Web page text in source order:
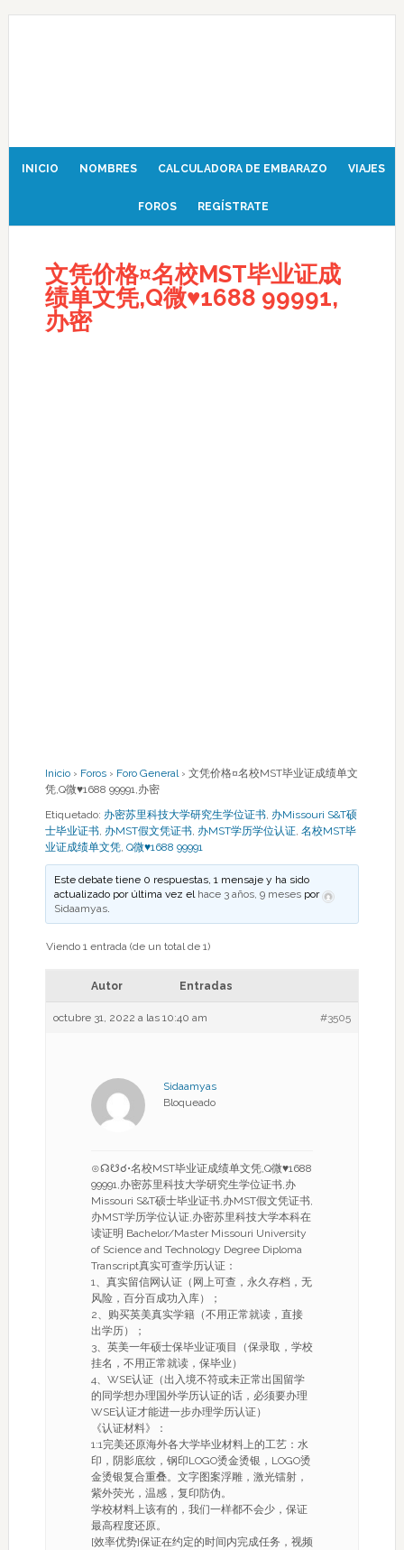
INICIO NOMBRES CALCULADORA DE EMBARAZO VIAJES
FOROS REGÍSTRATE
文凭价格¤名校MST毕业证成
绩单文凭,Q微♥1688 99991,
办密
Inicio › Foros › Foro General › 文凭价格¤名校MST毕业证成绩单文
凭,Q微♥1688 99991,办密
Etiquetado: 办密苏里科技大学研究生学位证书, 办Missouri S&T硕
士毕业证书, 办MST假文凭证书, 办MST学历学位认证, 名校MST毕
业证成绩单文凭, Q微♥1688 99991
Este debate tiene 0 respuestas, 1 mensaje y ha sido
actualizado por última vez el hace 3 años, 9 meses por
Sidaamyas.
Viendo 1 entrada (de un total de 1)
Autor Entradas
octubre 31, 2022 a las 10:40 am #3505
Sidaamyas
Bloqueado
⊙☊☋☌•名校MST毕业证成绩单文凭,Q微♥1688
99991,办密苏里科技大学研究生学位证书,办
Missouri S&T硕士毕业证书,办MST假文凭证书,
办MST学历学位认证,办密苏里科技大学本科在
读证明 Bachelor/Master Missouri University
of Science and Technology Degree Diploma
Transcript真实可查学历认证：
1、真实留信网认证（网上可查，永久存档，无
风险，百分百成功入库）；
2、购买英美真实学籍（不用正常就读，直接
出学历）；
3、英美一年硕士保毕业证项目（保录取，学校
挂名，不用正常就读，保毕业）
4、WSE认证（出入境不符或未正常出国留学
的同学想办理国外学历认证的话，必须要办理
WSE认证才能进一步办理学历认证）
《认证材料》：
1:1完美还原海外各大学毕业材料上的工艺：水
印，阴影底纹，钢印LOGO烫金烫银，LOGO烫
金烫银复合重叠。文字图案浮雕，激光镭射，
紫外荧光，温感，复印防伪。
学校材料上该有的，我们一样都不会少，保证
最高程度还原。
[效率优势]保证在约定的时间内完成任务，视频